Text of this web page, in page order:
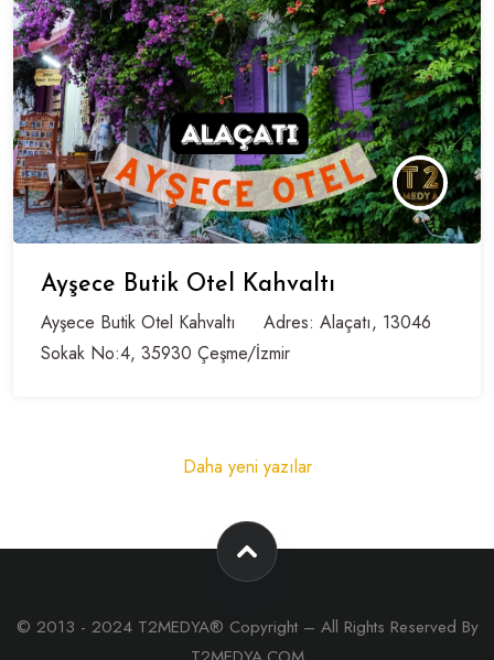
Ayşece Butik Otel Kahvaltı
Ayşece Butik Otel Kahvaltı Adres: Alaçatı, 13046
Sokak No:4, 35930 Çeşme/İzmir
Daha yeni yazılar
© 2013 - 2024 T2MEDYA® Copyright – All Rights Reserved By